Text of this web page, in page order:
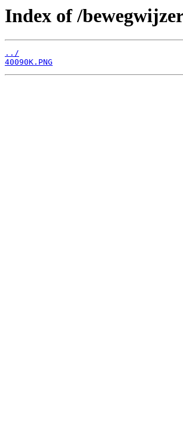
Index of /
../
40090K.PNG